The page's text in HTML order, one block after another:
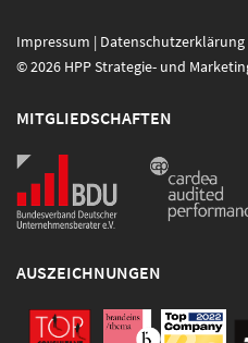
Impressum | Datenschutzerklärung
© 2026 HPP Strategie- und
MITGLIEDSCHAFTEN
AUSZEICHNUNGEN